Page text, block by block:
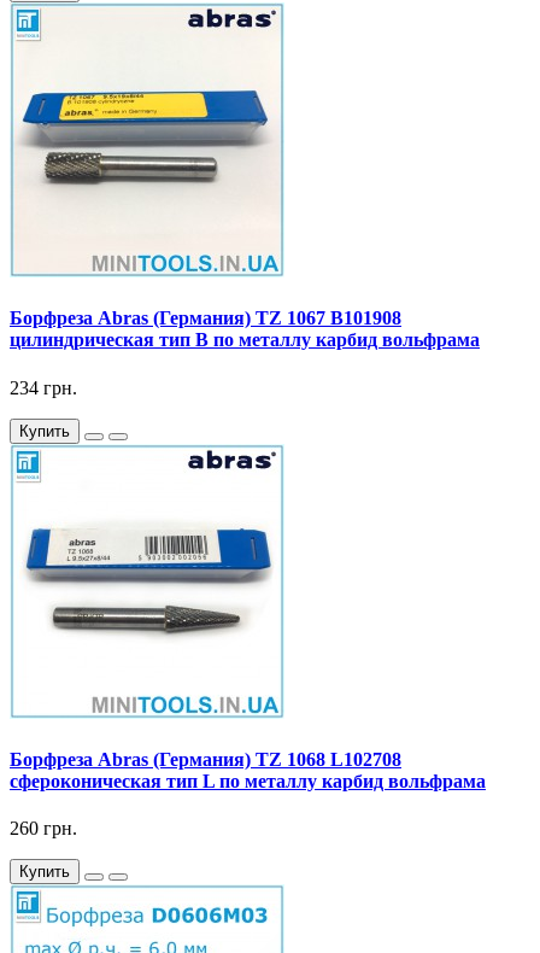
Борфреза Abras (Германия) TZ 1067 B101908
цилиндрическая тип B по металлу карбид вольфрама
234 грн.
Купить
Борфреза Abras (Германия) TZ 1068 L102708
сфероконическая тип L по металлу карбид вольфрама
260 грн.
Купить